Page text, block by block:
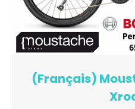
(Français)